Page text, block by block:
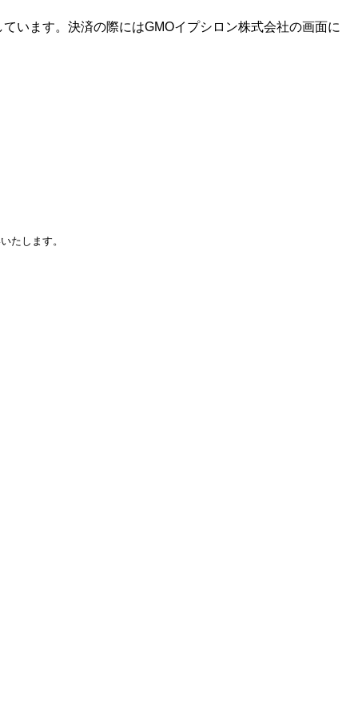
います。決済の際にはGMOイプシロン株式会社の画面に
たします。